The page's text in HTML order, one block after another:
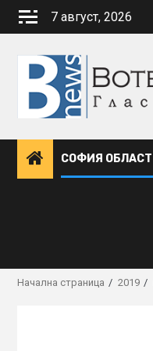
Skip
7 август, 2026
СОФИЯ ОБЛАСТ
Начална страница 2019